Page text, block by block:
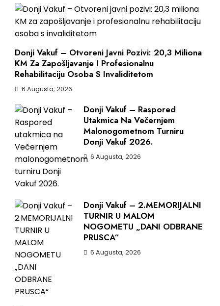
Donji Vakuf – Otvoreni Javni Pozivi: 20,3 Miliona
KM Za Zapošljavanje I Profesionalnu
Rehabilitaciju Osoba S Invaliditetom
6 Augusta, 2026
Donji Vakuf – Raspored
Utakmica Na Večernjem
Malonogometnom Turniru
Donji Vakuf 2026.
6 Augusta, 2026
Donji Vakuf – 2.MEMORIJALNI
TURNIR U MALOM
NOGOMETU „DANI ODBRANE
PRUSCA“
5 Augusta, 2026